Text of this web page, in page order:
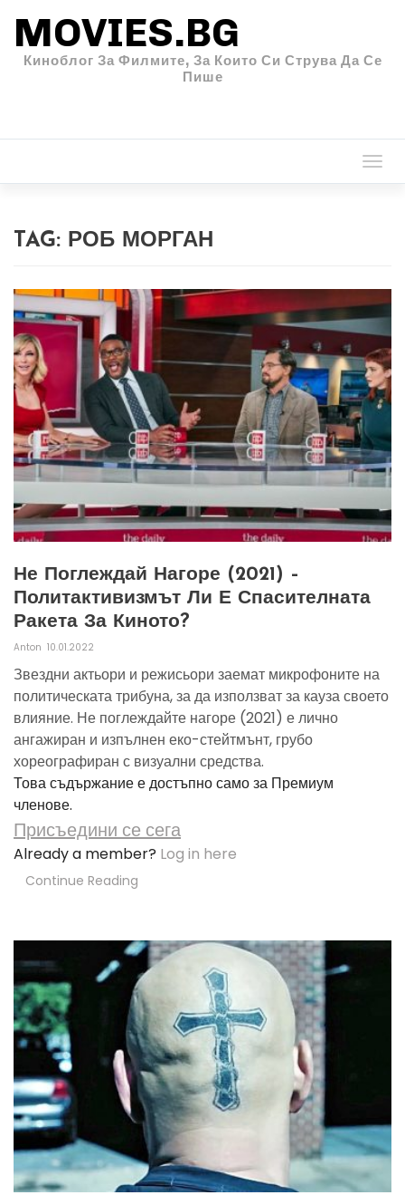
MOVIES.BG
Киноблог За Филмите, За Които Си Струва Да Се
Пише
TAG: РОБ МОРГАН
Не Поглеждай Нагоре (2021) –
Политактивизмът Ли Е Спасителната
Ракета За Киното?
Anton 10.01.2022
Звездни актьори и режисьори заемат микрофоните на
политическата трибуна, за да използват за кауза своето
влияние. Не поглеждайте нагоре (2021) е лично
ангажиран и изпълнен еко-стейтмънт, грубо
хореографиран с визуални средства.
Това съдържание е достъпно само за Премиум
членове.
Присъедини се сега
Already a member? Log in here
Continue Reading